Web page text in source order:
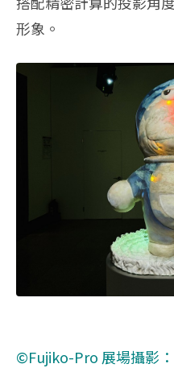
形象。
©Fujiko-Pro 展場攝影